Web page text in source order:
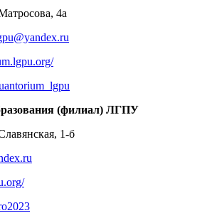
4а
(филиал) ЛГПУ
1-б